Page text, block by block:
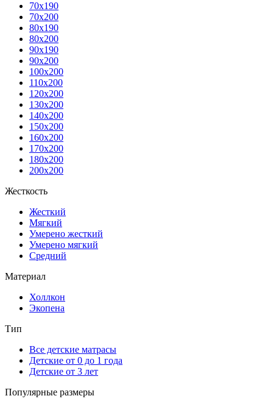
70x190
70x200
80x190
80x200
90x190
90x200
100x200
110x200
120x200
130x200
140x200
150x200
160x200
170x200
180x200
200x200
Жесткость
Жесткий
Мягкий
Умерено жесткий
Умерено мягкий
Средний
Материал
Холлкон
Экопена
Тип
Все детские матрасы
Детские от 0 до 1 года
Детские от 3 лет
Популярные размеры